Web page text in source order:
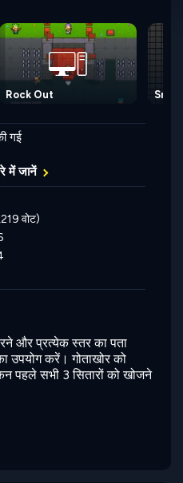
Rock Out
गई
में जानें
वोट)
और प्रत्येक स्तर का पता
उपयोग करें। गोताखोर को
पहले सभी 3 सितारों को खोजने